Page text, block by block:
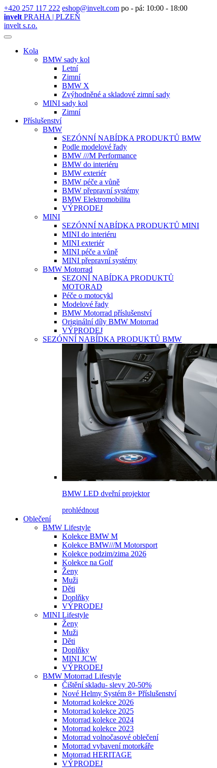
+420 257 117 222 eshop@invelt.com po - pá: 10:00 - 18:00
invelt PRAHA | PLZEŇ
invelt s.r.o.
Kola
BMW sady kol
Letní
Zimní
BMW X
Zvýhodněné a skladové zimní sady
MINI sady kol
Zimní
Příslušenství
BMW
SEZÓNNÍ NABÍDKA PRODUKTŮ BMW
Podle modelové řady
BMW ///M Performance
BMW do interiéru
BMW exteriér
BMW péče a vůně
BMW přepravní systémy
BMW Elektromobilita
VÝPRODEJ
MINI
SEZÓNNÍ NABÍDKA PRODUKTŮ MINI
MINI do interiéru
MINI exteriér
MINI péče a vůně
MINI přepravní systémy
BMW Motorrad
SEZONÍ NABÍDKA PRODUKTŮ
MOTORAD
Péče o motocykl
Modelové řady
BMW Motorrad příslušenství
Originální díly BMW Motorrad
VÝPRODEJ
SEZÓNNÍ NABÍDKA PRODUKTŮ BMW
BMW LED dveřní projektor
prohlédnout
Oblečení
BMW Lifestyle
Kolekce BMW M
Kolekce BMW///M Motorsport
Kolekce podzim/zima 2026
Kolekce na Golf
Ženy
Muži
Děti
Doplňky
VÝPRODEJ
MINI Lifestyle
Ženy
Muži
Děti
Doplňky
MINI JCW
VÝPRODEJ
BMW Motorrad Lifestyle
Čištění skladu- slevy 20-50%
Nové Helmy Systém 8+ Příslušenství
Motorrad kolekce 2026
Motorrad kolekce 2025
Motorrad kolekce 2024
Motorrad kolekce 2023
Motorrad volnočasové oblečení
Motorrad vybavení motorkáře
Motorrad HERITAGE
VÝPRODEJ